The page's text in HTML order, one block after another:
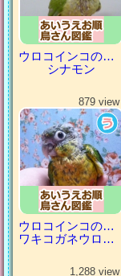
ウロコインコの仲間
シナモン
879 view
ウロコインコの仲間
ワキコガネウロコインコ
1,288 view